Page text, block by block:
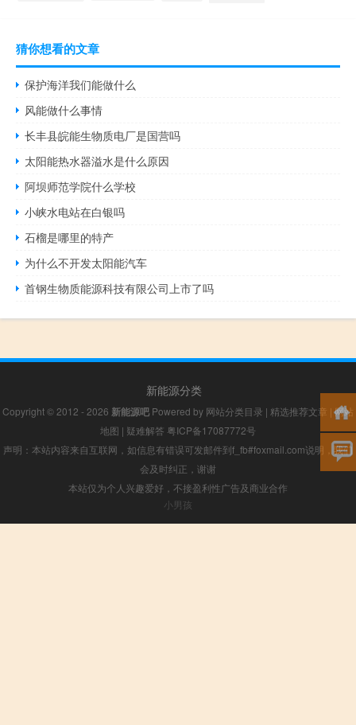
猜你想看的文章
保护海洋我们能做什么
风能做什么事情
长丰县皖能生物质电厂是国营吗
太阳能热水器溢水是什么原因
阿坝师范学院什么学校
小峡水电站在白银吗
石榴是哪里的特产
为什么不开发太阳能汽车
首钢生物质能源科技有限公司上市了吗
新能源分类
Copyright © 2012 - 2026 新能源吧 Powered by 网站分类目录 | 精选推荐文章 |网站
地图 | 疑难解答 粤ICP备17087772号
声明：本站内容来自互联网，如信息有错误可发邮件到f_fb#foxmail.com说明，我们
会及时纠正，谢谢
本站仅为个人兴趣爱好，不接盈利性广告及商业合作
小男孩